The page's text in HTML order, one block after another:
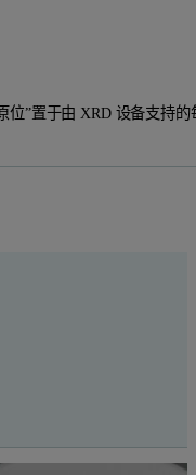
位”置于由 XRD 设备支持的